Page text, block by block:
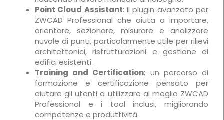
Point Cloud Assistant: il plugin avanzato per
ZWCAD Professional che aiuta a importare,
orientare, sezionare, misurare e analizzare
nuvole di punti, particolarmente utile per rilievi
architettonici, ristrutturazioni e gestione di
edifici esistenti.
Training and Certification: un percorso di
formazione e certificazione pensato per
aiutare gli utenti a utilizzare al meglio ZWCAD
Professional e i tool inclusi, migliorando
competenze e produttività.